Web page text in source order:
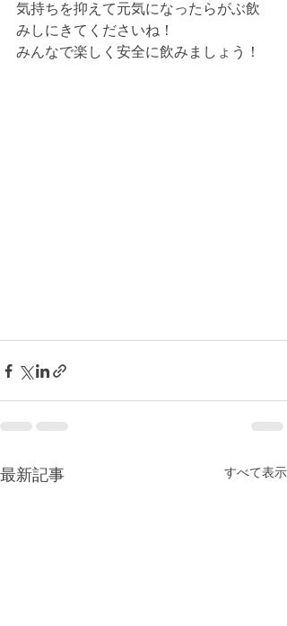
気持ちを抑えて元気になったらがぶ飲
みしにきてくださいね！
みんなで楽しく安全に飲みましょう！
最新記事 すべて表示